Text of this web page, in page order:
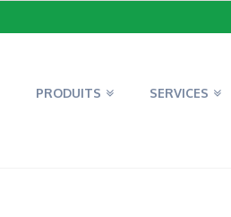
PRODUITS SERVICES